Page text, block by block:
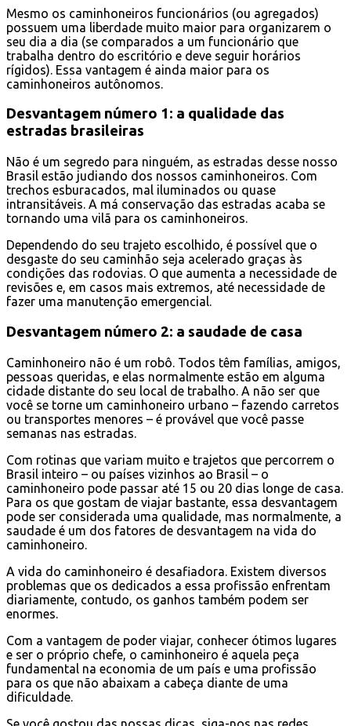
Mesmo os caminhoneiros funcionários (ou agregados)
possuem uma liberdade muito maior para organizarem o
seu dia a dia (se comparados a um funcionário que
trabalha dentro do escritório e deve seguir horários
rígidos). Essa vantagem é ainda maior para os
caminhoneiros autônomos.
Desvantagem número 1: a qualidade das
estradas brasileiras
Não é um segredo para ninguém, as estradas desse nosso
Brasil estão judiando dos nossos caminhoneiros. Com
trechos esburacados, mal iluminados ou quase
intransitáveis. A má conservação das estradas acaba se
tornando uma vilã para os caminhoneiros.
Dependendo do seu trajeto escolhido, é possível que o
desgaste do seu caminhão seja acelerado graças às
condições das rodovias. O que aumenta a necessidade de
revisões e, em casos mais extremos, até necessidade de
fazer uma manutenção emergencial.
Desvantagem número 2: a saudade de casa
Caminhoneiro não é um robô. Todos têm famílias, amigos,
pessoas queridas, e elas normalmente estão em alguma
cidade distante do seu local de trabalho. A não ser que
você se torne um caminhoneiro urbano – fazendo carretos
ou transportes menores – é provável que você passe
semanas nas estradas.
Com rotinas que variam muito e trajetos que percorrem o
Brasil inteiro – ou países vizinhos ao Brasil – o
caminhoneiro pode passar até 15 ou 20 dias longe de casa.
Para os que gostam de viajar bastante, essa desvantagem
pode ser considerada uma qualidade, mas normalmente, a
saudade é um dos fatores de desvantagem na vida do
caminhoneiro.
A vida do caminhoneiro é desafiadora. Existem diversos
problemas que os dedicados a essa profissão enfrentam
diariamente, contudo, os ganhos também podem ser
enormes.
Com a vantagem de poder viajar, conhecer ótimos lugares
e ser o próprio chefe, o caminhoneiro é aquela peça
fundamental na economia de um país e uma profissão
para os que não abaixam a cabeça diante de uma
dificuldade.